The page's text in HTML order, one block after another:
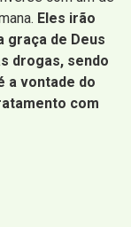
Eles irão
graça de Deus
drogas, sendo
a vontade do
com